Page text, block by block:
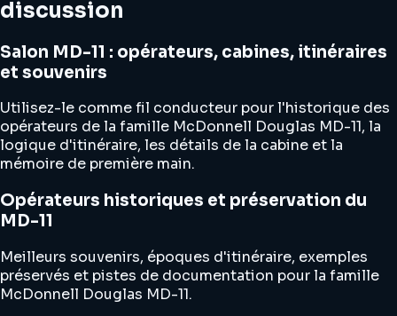
discussion
Salon MD-11 : opérateurs, cabines, itinéraires
et souvenirs
Utilisez-le comme fil conducteur pour l'historique des
opérateurs de la famille McDonnell Douglas MD-11, la
logique d'itinéraire, les détails de la cabine et la
mémoire de première main.
Opérateurs historiques et préservation du
MD-11
Meilleurs souvenirs, époques d'itinéraire, exemples
préservés et pistes de documentation pour la famille
McDonnell Douglas MD-11.